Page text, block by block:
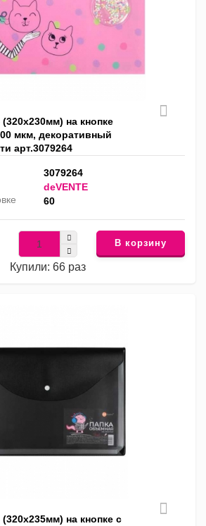
на кнопке
мкм, декоративный
арт.3079264
3079264
deVENTE
60
Купили: 66 раз
В корзину
на кнопке с